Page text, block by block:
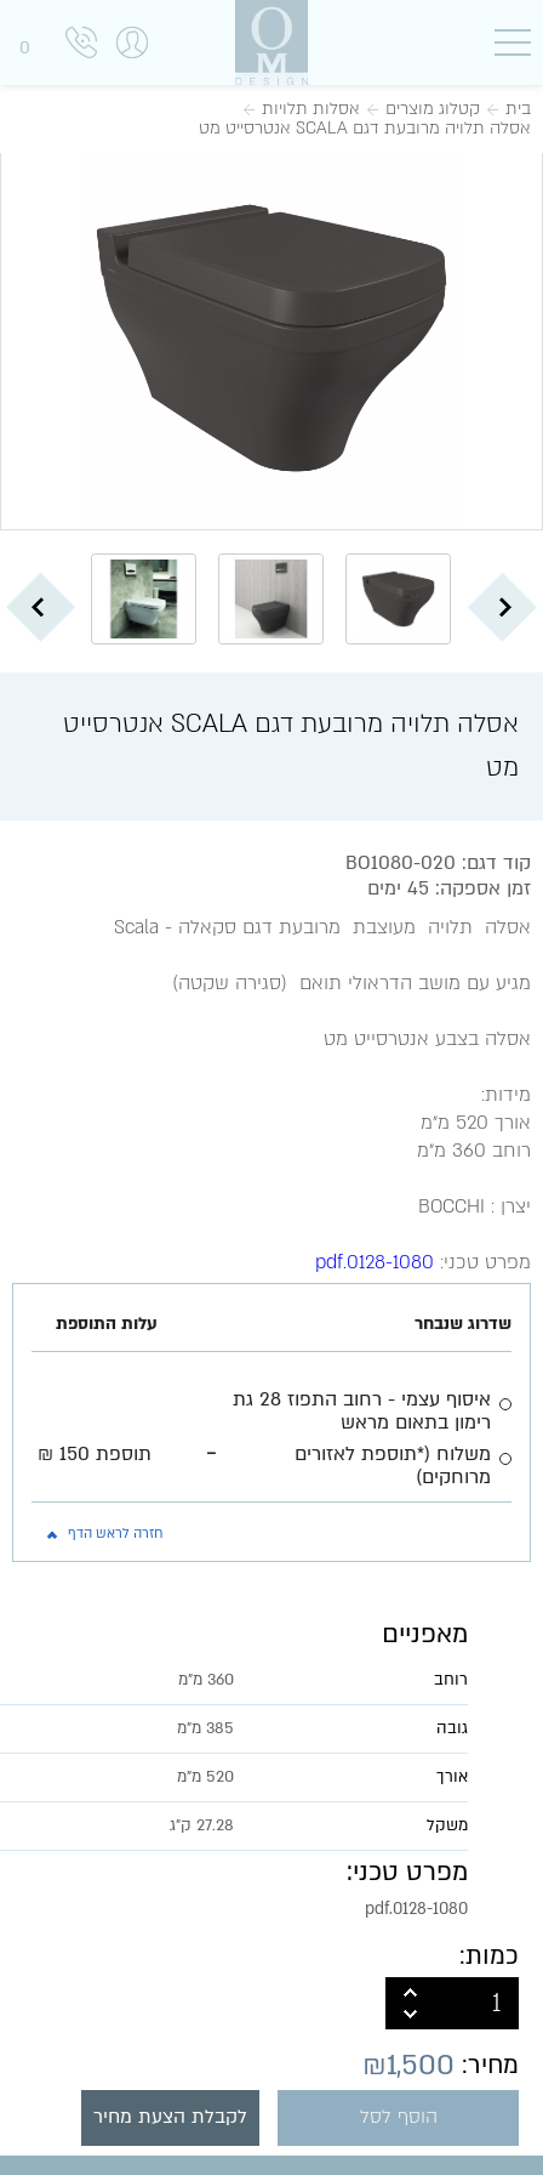
0
בית קטלוג מוצרים
אסלות תלויות
אסלה תלויה מרובעת דגם SCALA אנטרסייט מט
אסלה תלויה מרובעת דגם SCALA אנטרסייט
מט
קוד דגם: BO1080-020
זמן אספקה: 45 ימים
אסלה תלויה מעוצבת מרובעת דגם סקאלה - Scala
מגיע עם מושב הדראולי תואם (סגירה שקטה)
אסלה בצבע אנטרסייט מט
מידות:
אורך 520 מ״מ
רוחב 360 מ״מ
יצרן : BOCCHI
מפרט טכני: 0128-1080.pdf
שדרוג שנבחר עלות התוספת
איסוף עצמי - רחוב התפוז 28 גת
רימון בתאום מראש
משלוח (*תוספת לאזורים
מרוחקים)
- תוספת 150 ₪
חזרה לראש הדף
מאפניים
רוחב 360 מ"מ
גובה 385 מ"מ
אורך 520 מ"מ
משקל 27.28 ק"ג
מפרט טכני:
0128-1080.pdf
כמות:
מחיר: ₪1,500
הוסף לסל לקבלת הצעת מחיר